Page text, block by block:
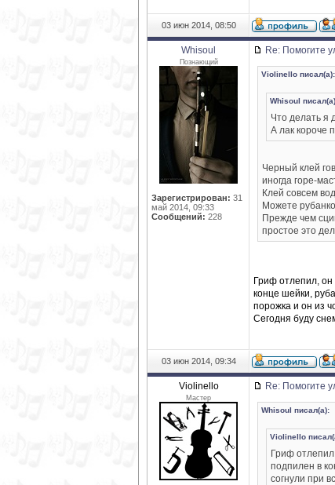
03 июн 2014, 08:50
Whisoul
Познающий
Зарегистрирован: 31
май 2014, 09:33
Сообщений: 228
Re: Помогите
Violinello писал(а):
Whisoul
Что делать я
А лак короче
Черный клей
иногда горе-
Клей совсем
Можете
Прежде чем
простое это
Гриф отлепил, он
конце шейки,
порожка и он из
Сегодня буду
03 июн 2014, 09:34
Violinello
Мастер
Re: Помогите
Whisoul писал(а):
Violinello
Гриф
подпилен в
согнули при